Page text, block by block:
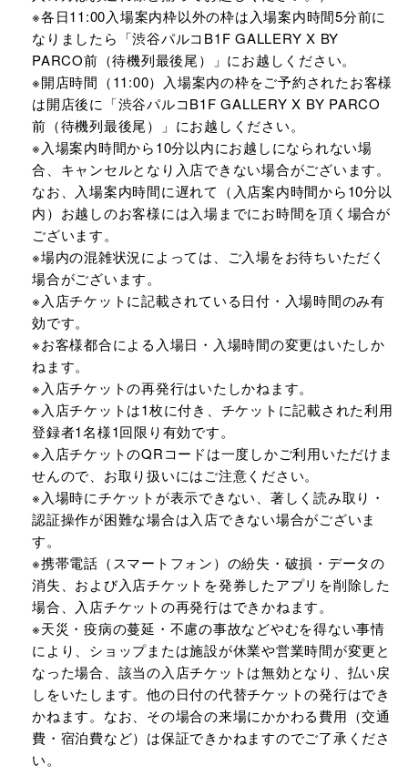
※各日11:00入場案内枠以外の枠は入場案内時間5分前に
なりましたら「渋谷パルコB1F GALLERY X BY
PARCO前（待機列最後尾）」にお越しください。
※開店時間（11:00）入場案内の枠をご予約されたお客様
は開店後に「渋谷パルコB1F GALLERY X BY PARCO
前（待機列最後尾）」にお越しください。
※入場案内時間から10分以内にお越しになられない場
合、キャンセルとなり入店できない場合がございます。
なお、入場案内時間に遅れて（入店案内時間から10分以
内）お越しのお客様には入場までにお時間を頂く場合が
ございます。
※場内の混雑状況によっては、ご入場をお待ちいただく
場合がございます。
※入店チケットに記載されている日付・入場時間のみ有
効です。
※お客様都合による入場日・入場時間の変更はいたしか
ねます。
※入店チケットの再発行はいたしかねます。
※入店チケットは1枚に付き、チケットに記載された利用
登録者1名様1回限り有効です。
※入店チケットのQRコードは一度しかご利用いただけま
せんので、お取り扱いにはご注意ください。
※入場時にチケットが表示できない、著しく読み取り・
認証操作が困難な場合は入店できない場合がございま
す。
※携帯電話（スマートフォン）の紛失・破損・データの
消失、および入店チケットを発券したアプリを削除した
場合、入店チケットの再発行はできかねます。
※天災・疫病の蔓延・不慮の事故などやむを得ない事情
により、ショップまたは施設が休業や営業時間が変更と
なった場合、該当の入店チケットは無効となり、払い戻
しをいたします。他の日付の代替チケットの発行はでき
かねます。なお、その場合の来場にかかわる費用（交通
費・宿泊費など）は保証できかねますのでご了承くださ
い。